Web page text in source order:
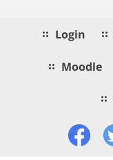
Login
Moodle